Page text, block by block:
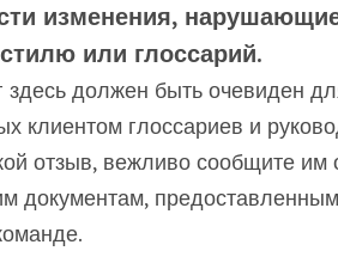
изменения,
или глоссарий.
должен быть очевиден
клиентом глоссариев и
отзыв, вежливо сообщите им
документам,